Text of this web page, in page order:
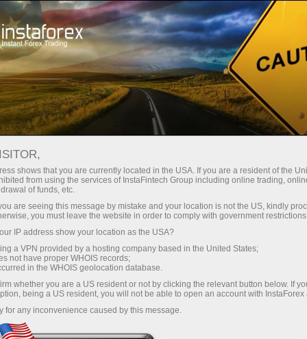
ट्रेडर्स के लिए ट्रेडिंग इंस्ट्रूमेंट्स #NEM
NEM
113.69 (%) 07 Aug 2026 16:13
Buy
113.69
Sell
50% Traders' feedback 50%
shows that you are currently located in the USA. If you are a resident of the
from using the services of InstaFintech Group including online trading,
of funds, etc.
are seeing this message by mistake and your location is not the US, kindly
you must leave the website in order to comply with government
IP address show your location as the USA?
a VPN provided by a hosting company based in the United States;
not have proper WHOIS records;
in the WHOIS geolocation database.
whether you are a US resident or not by clicking the relevant button below. If
being a US resident, you will not be able to open an account with InstaForex
for any inconvenience caused by this message.